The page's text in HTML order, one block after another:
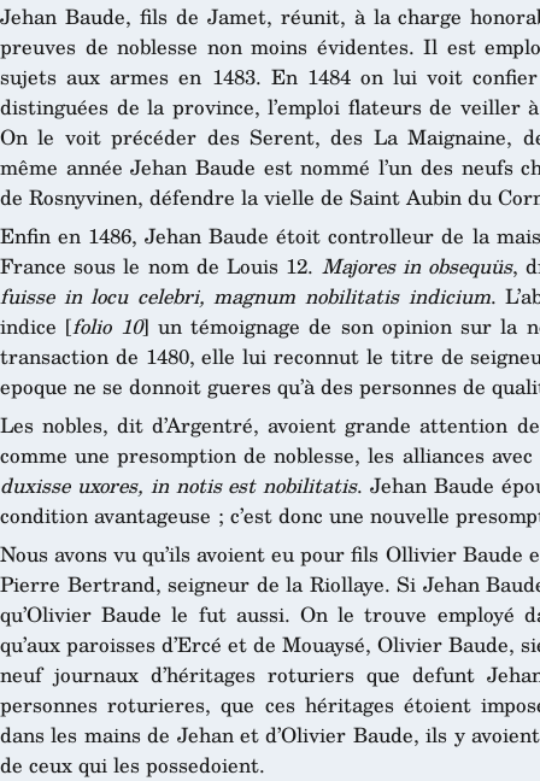
Jehan Baude, fils de Jamet, réunit, à la charge
preuves de noblesse non moins évidentes. Il est
sujets aux armes en 1483. En 1484 on lui voit
distinguées de la province, l’emploi flateurs de veiller
On le voit précéder des Serent, des La Maignaine,
même année Jehan Baude est nommé l’un des neufs
de Rosnyvinen, défendre la vielle de Saint Aubin du
Enfin en 1486, Jehan Baude étoit controlleur de la
France sous le nom de Louis 12. Majores in obsequüs,
fuisse in locu celebri, magnum nobilitatis indicium.
indice [folio 10] un témoignage de son opinion sur la
transaction de 1480, elle lui reconnut le titre de
epoque ne se donnoit gueres qu’à des personnes de
Les nobles, dit d’Argentré, avoient grande attention
comme une presomption de noblesse, les alliances
duxisse uxores, in notis est nobilitatis. Jehan Baude
condition avantageuse ; c’est donc une nouvelle
Nous avons vu qu’ils avoient eu pour fils Ollivier
Pierre Bertrand, seigneur de la Riollaye. Si Jehan
qu’Olivier Baude le fut aussi. On le trouve employé
qu’aux paroisses d’Ercé et de Mouaysé, Olivier Baude,
neuf journaux d’héritages roturiers que defunt
personnes roturieres, que ces héritages étoient
dans les mains de Jehan et d’Olivier Baude, ils y
de ceux qui les possedoient.